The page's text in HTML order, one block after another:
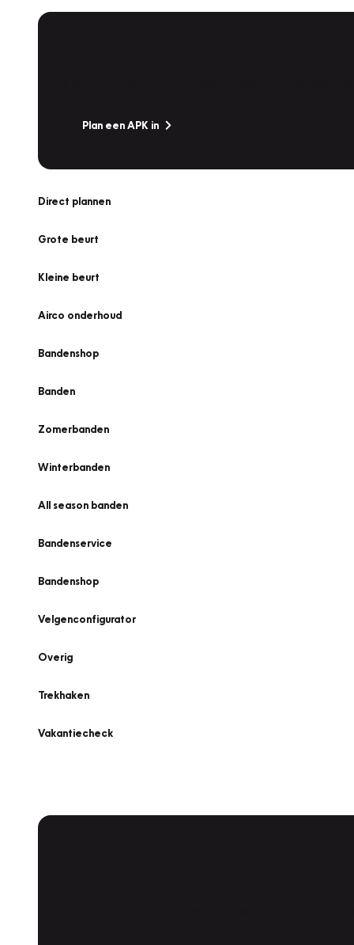
Plan een APK in
Direct plannen
Grote beurt
Kleine beurt
Airco onderhoud
Bandenshop
Banden
Zomerbanden
Winterbanden
All season banden
Bandenservice
Bandenshop
Velgenconfigurator
Overig
Trekhaken
Vakantiecheck